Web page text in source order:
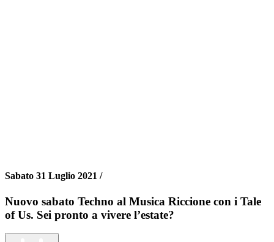
Sabato 31 Luglio 2021 /
Nuovo sabato Techno al Musica Riccione con i Tale
of Us. Sei pronto a vivere l’estate?